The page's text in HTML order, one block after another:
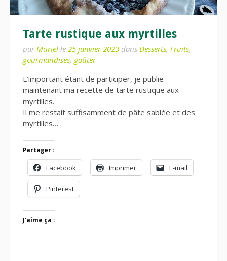
Tarte rustique aux myrtilles
par Muriel le 25 janvier 2023 dans Desserts, Fruits,
gourmandises, goûter
L’important étant de participer, je publie
maintenant ma recette de tarte rustique aux
myrtilles.
Il me restait suffisamment de pâte sablée et des
myrtilles…
Partager :
Facebook Imprimer E-mail
Pinterest
J’aime ça :